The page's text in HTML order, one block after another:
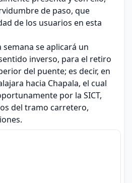
de paso, que
de los usuarios en esta
se aplicará un
inverso, para el retiro
del puente; es decir, en
hacia Chapala, el cual
por la SICT,
del tramo carretero,